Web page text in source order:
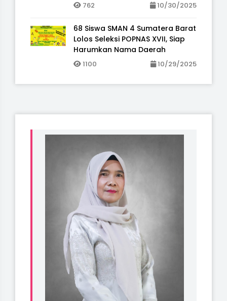
762 10/30/2025
68 Siswa SMAN 4 Sumatera Barat
Lolos Seleksi POPNAS XVII, Siap
Harumkan Nama Daerah
1100 10/29/2025